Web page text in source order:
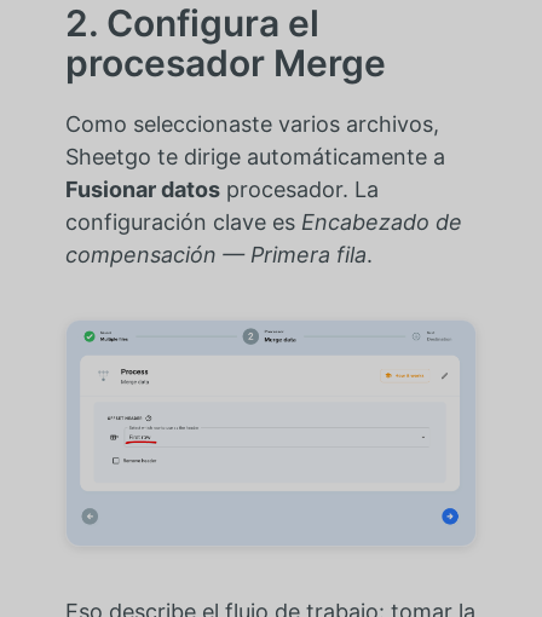
2. Configura el
procesador Merge
Como seleccionaste varios archivos,
Sheetgo te dirige automáticamente a
Fusionar datosprocesador. La
configuración clave es Encabezado de
compensación — Primera fila.
Eso describe el flujo de trabajo: tomar la